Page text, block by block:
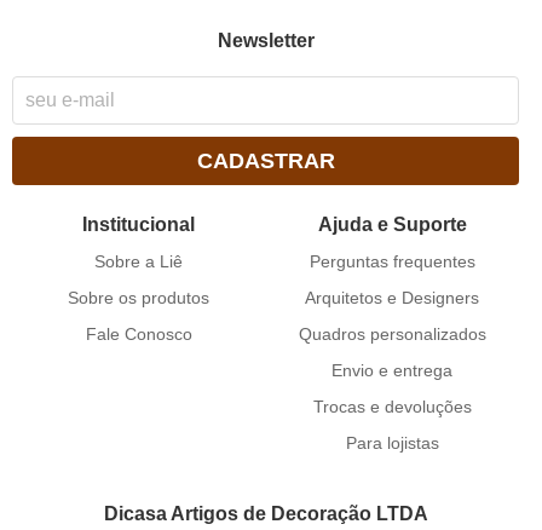
Newsletter
CADASTRAR
Institucional
Sobre a Liê
Sobre os produtos
Fale Conosco
Ajuda e Suporte
Perguntas frequentes
Arquitetos e Designers
Quadros personalizados
Envio e entrega
Trocas e devoluções
Para lojistas
Dicasa Artigos de Decoração LTDA